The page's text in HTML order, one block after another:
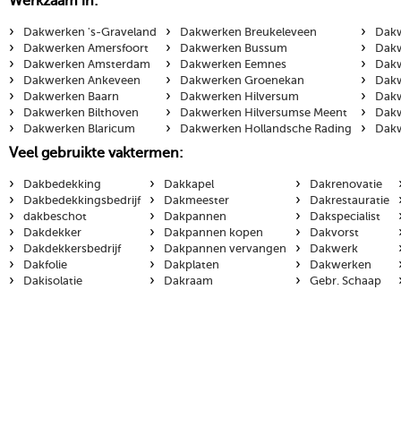
›
Dakwerken 's-Graveland
› Dakwerken Amersfoort
› Dakwerken Amsterdam
› Dakwerken Ankeveen
› Dakwerken Baarn
› Dakwerken Bilthoven
› Dakwerken Blaricum
› Dakwerken Breukeleveen
› Dakwerken Bussum
› Dakwerken Eemnes
› Dakwerken Groenekan
› Dakwerken Hilversum
› Dakwerken Hilversumse Meent
› Dakwerken Hollandsche Rading
›
›
›
›
›
›
›
Veel gebruikte vaktermen:
›
Dakbedekking
› Dakbedekkingsbedrijf
› dakbeschot
› Dakdekker
› Dakdekkersbedrijf
› Dakfolie
› Dakisolatie
› Dakkapel
› Dakmeester
› Dakpannen
› Dakpannen kopen
› Dakpannen vervangen
› Dakplaten
› Dakraam
› Dakrenovatie
› Dakrestauratie
› Dakspecialist
› Dakvorst
› Dakwerk
› Dakwerken
› Gebr. Schaap